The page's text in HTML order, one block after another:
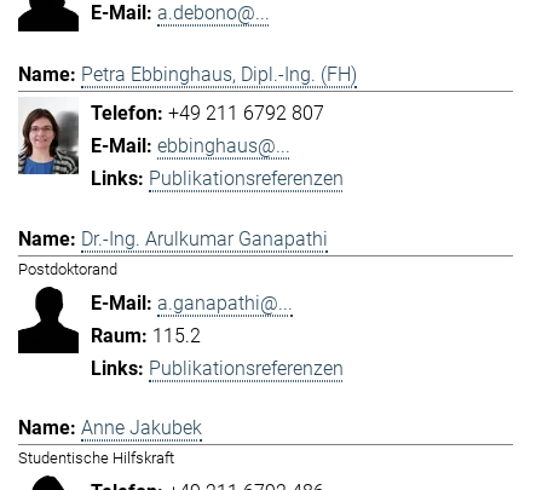
a.debono@...
Petra Ebbinghaus, Dipl.-Ing. (FH)
+49 211 6792 807
ebbinghaus@...
Publikationsreferenzen
Dr.-Ing. Arulkumar Ganapathi
Postdoktorand
a.ganapathi@...
115.2
Publikationsreferenzen
Anne Jakubek
Studentische Hilfskraft